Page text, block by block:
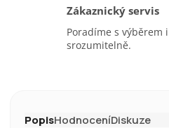
Zákaznický servis
Poradíme s výběrem
srozumitelně.
PopisHodnoceníDiskuze